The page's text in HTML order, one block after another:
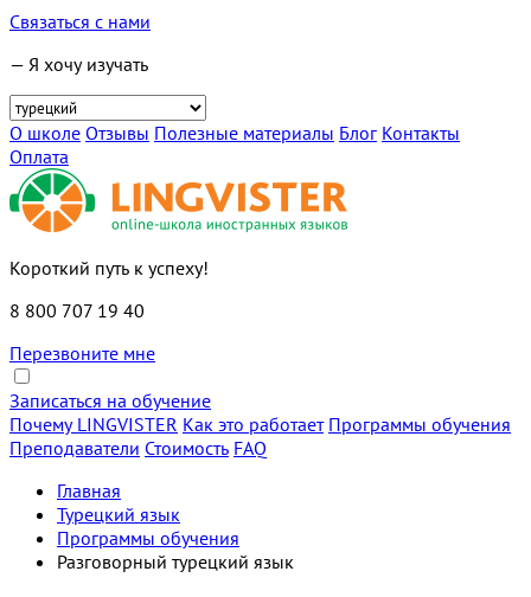
Связаться с нами
— Я хочу изучать
О школе Отзывы Полезные материалы Блог Контакты
Оплата
Короткий путь к успеху!
8 800 707 19 40
Перезвоните мне
Записаться на обучение
Почему LINGVISTER Как это работает Программы обучения
Преподаватели Стоимость FAQ
Главная
Турецкий язык
Программы обучения
Разговорный турецкий язык